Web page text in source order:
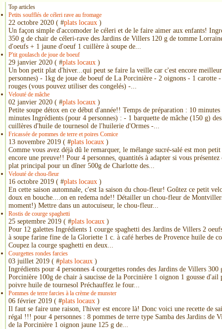
Top articles
Petits soufflés de céleri rave au fromage
22 octobre 2020 ( #plats locaux )
Un façon simple d'accomoder le céleri et de le faire aimer aux enfants!
350 g de chair de céleri-rave des Jardins de Villers 120 g de tomme
d'oeufs + 1 jaune d'oeuf 1 cuillère à soupe de...
P'tit goulasch de joue de boeuf
29 janvier 2020 ( #plats locaux )
Un bon petit plat d'hiver...qui peut se faire la veille car c'est encore
personnes) - 1kg de joue de boeuf de La Porcinière - 2 oignons - 1 carotte
rouges (vous pouvez utiliser des congelés) -...
Velouté de mâche
02 janvier 2020 ( #plats locaux )
Petite soupe détox en ce début d'année!! Temps de préparation : 10
minutes Ingrédients (pour 4 personnes) : - 1 barquette de mâche (150 g)
cuillères d'huile de tournesol de l'huilerie d'Ormes -...
Fricassée de pommes de terre et poires Comice
13 novembre 2019 ( #plats locaux )
Comme vous avez déjà dû le remarquer, le mélange sucré-salé est mon
encore une preuve!! Pour 4 personnes, quantités à adapter si vous présentez
plat principal pour un dîner 500g de Charlotte des...
Velouté de chou-fleur
16 octobre 2019 ( #plats locaux )
En cette saison automnale, c'est la saison du chou-fleur! Goûtez ce petit
doux en bouche....on en redema nde!! Détailler un chou-fleur de
moment!) Mettre dans un autocuiseur, le chou-fleur...
Rostis de courge spaghetti
25 septembre 2019 ( #plats locaux )
Pour 12 galettes Ingrédients 1 courge spaghetti des Jardins de Villers 2
à soupe farine fine de la Gloriette 1 c. à café herbes de Provence huile de
Coupez la courge spaghetti en deux...
Courgettes rondes farcies
03 juillet 2019 ( #plats locaux )
Ingrédients pour 4 personnes 4 courgettes rondes des Jardins de Villers 300
Porcinière 100g de chair à saucisse de la Porcinière 1 oignon 1 gousse d'ail
poivre huile de tournesol Préchauffez le four...
Pommes de terre farcies à la crème de munster
06 février 2019 ( #plats locaux )
Il faut se faire une raison, l'hiver est encore là! Donc voici une recette de
régal !!! pour 4 personnes : 8 pommes de terre type Samba des Jardins de
de la Porcinière 1 oignon jaune 125 g de...